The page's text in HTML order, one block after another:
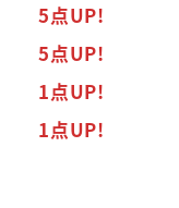
5点UP!
5点UP!
1点UP!
1点UP!